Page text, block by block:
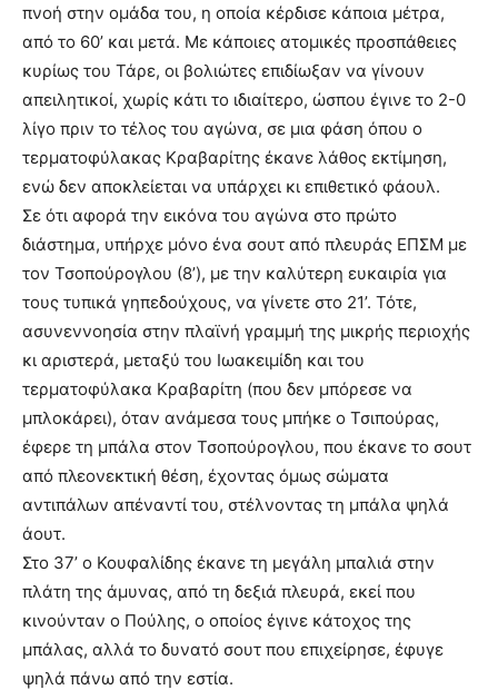
πνοή στην ομάδα του, η οποία κέρδισε κάποια μέτρα,
από το 60’ και μετά. Με κάποιες ατομικές προσπάθειες
κυρίως του Τάρε, οι βολιώτες επιδίωξαν να γίνουν
απειλητικοί, χωρίς κάτι το ιδιαίτερο, ώσπου έγινε το 2-0
λίγο πριν το τέλος του αγώνα, σε μια φάση όπου ο
τερματοφύλακας Κραβαρίτης έκανε λάθος εκτίμηση,
ενώ δεν αποκλείεται να υπάρχει κι επιθετικό φάουλ.
Σε ότι αφορά την εικόνα του αγώνα στο πρώτο
διάστημα, υπήρχε μόνο ένα σουτ από πλευράς ΕΠΣΜ με
τον Τσοπούρογλου (8’), με την καλύτερη ευκαιρία για
τους τυπικά γηπεδούχους, να γίνετε στο 21’. Τότε,
ασυνεννοησία στην πλαϊνή γραμμή της μικρής περιοχής
κι αριστερά, μεταξύ του Ιωακειμίδη και του
τερματοφύλακα Κραβαρίτη (που δεν μπόρεσε να
μπλοκάρει), όταν ανάμεσα τους μπήκε ο Τσιπούρας,
έφερε τη μπάλα στον Τσοπούρογλου, που έκανε το σουτ
από πλεονεκτική θέση, έχοντας όμως σώματα
αντιπάλων απέναντί του, στέλνοντας τη μπάλα ψηλά
άουτ.
Στο 37’ ο Κουφαλίδης έκανε τη μεγάλη μπαλιά στην
πλάτη της άμυνας, από τη δεξιά πλευρά, εκεί που
κινούνταν ο Πούλης, ο οποίος έγινε κάτοχος της
μπάλας, αλλά το δυνατό σουτ που επιχείρησε, έφυγε
ψηλά πάνω από την εστία.